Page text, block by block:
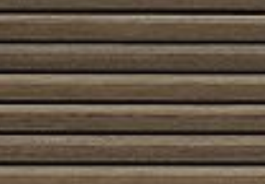
Näin tulisijan sijoittelu vapautuu ja
läpiviennit onnistuvat
tiukimmissakin paikoissa.